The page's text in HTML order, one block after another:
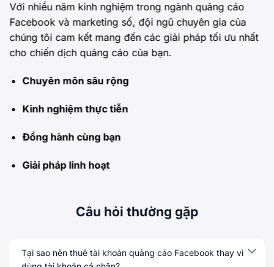
Với nhiều năm kinh nghiệm trong ngành quảng cáo
Facebook và marketing số, đội ngũ chuyên gia của
chúng tôi cam kết mang đến các giải pháp tối ưu nhất
cho chiến dịch quảng cáo của bạn.
Chuyên môn sâu rộng
Kinh nghiệm thực tiễn
Đồng hành cùng bạn
Giải pháp linh hoạt
Câu hỏi thường gặp
Tại sao nên thuê tài khoản quảng cáo Facebook thay vì